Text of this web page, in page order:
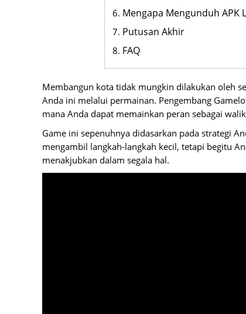
Mengapa Mengunduh APK
Putusan Akhir
FAQ
Membangun kota tidak mungkin dilakukan oleh
Anda ini melalui permainan. Pengembang
mana Anda dapat memainkan peran sebagai
Game ini sepenuhnya didasarkan pada strategi
mengambil langkah-langkah kecil, tetapi begitu
menakjubkan dalam segala hal.